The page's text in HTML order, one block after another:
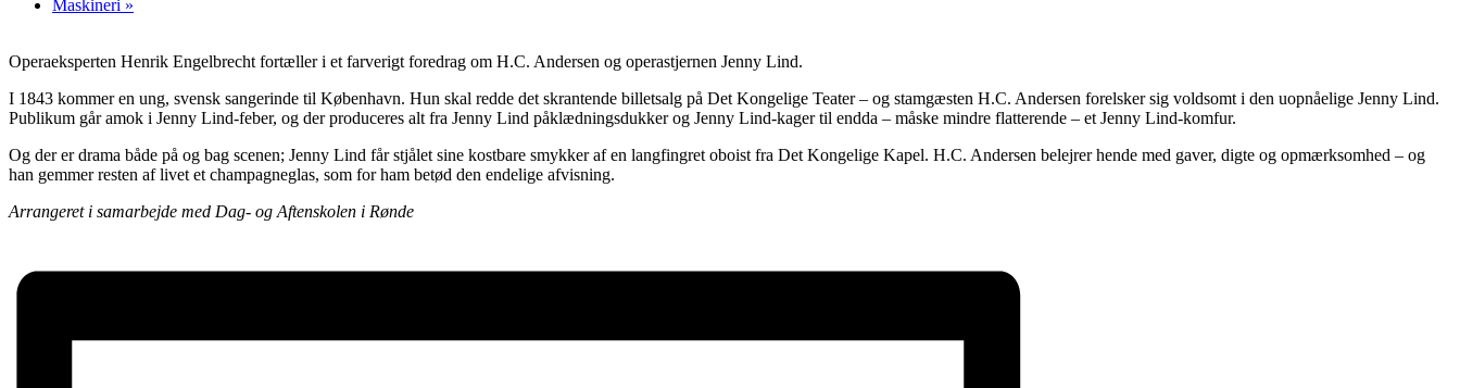
Maskineri »
Operaeksperten Henrik Engelbrecht fortæller i et farverigt foredrag om H.C. Andersen og operastjernen Jenny Lind.
I 1843 kommer en ung, svensk sangerinde til København. Hun skal redde det skrantende billetsalg på Det Kongelige Teater – og stamgæsten H.C. Andersen forelsker sig voldsomt i den uopnåelige Jenny Lind.
Publikum går amok i Jenny Lind-feber, og der produceres alt fra Jenny Lind påklædningsdukker og Jenny Lind-kager til endda – måske mindre flatterende – et Jenny Lind-komfur.
Og der er drama både på og bag scenen; Jenny Lind får stjålet sine kostbare smykker af en langfingret oboist fra Det Kongelige Kapel. H.C. Andersen belejrer hende med gaver, digte og opmærksomhed – og
han gemmer resten af livet et champagneglas, som for ham betød den endelige afvisning.
Arrangeret i samarbejde med Dag- og Aftenskolen i Rønde